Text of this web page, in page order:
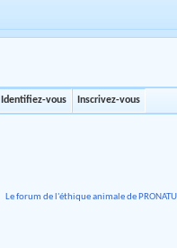
Identifiez-vous Inscrivez-vous
Le forum de l'éthique animale de